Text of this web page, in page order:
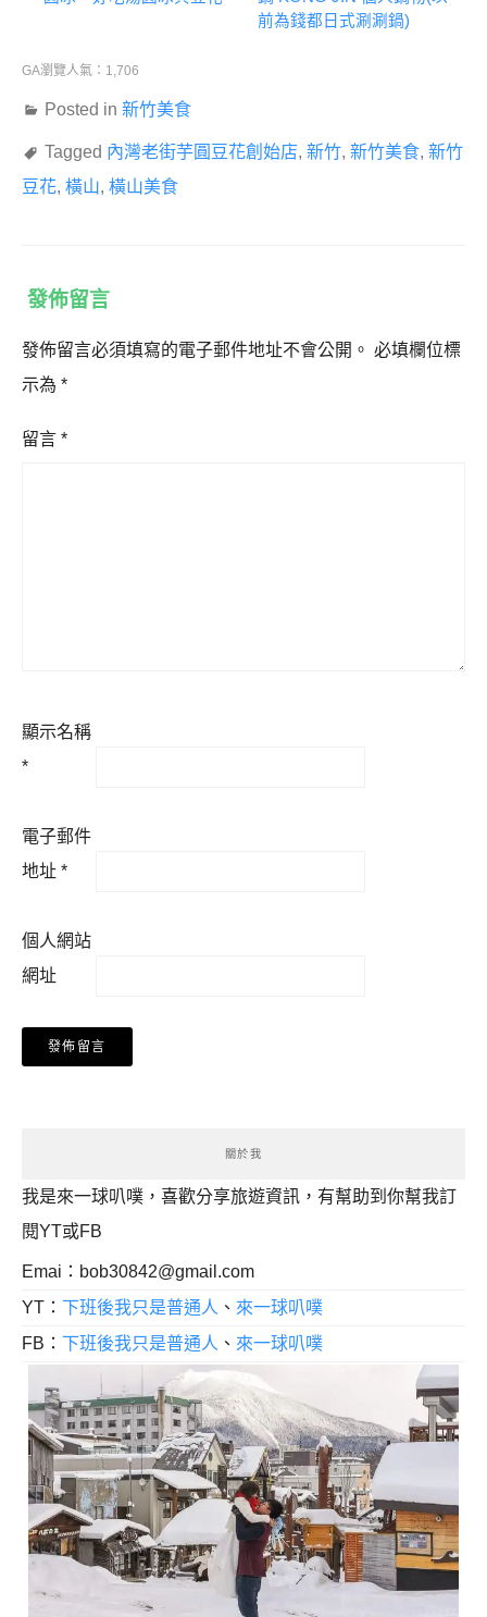
前為錢都日式涮涮鍋)
GA瀏覽人氣：1,706
Posted in 新竹美食
Tagged 內灣老街芋圓豆花創始店, 新竹, 新竹美食, 新竹
豆花, 橫山, 橫山美食
發佈留言
發佈留言必須填寫的電子郵件地址不會公開。 必填欄位標
示為 *
留言 *
顯示名稱
*
電子郵件
地址 *
個人網站
網址
關於我
我是來一球叭噗，喜歡分享旅遊資訊，有幫助到你幫我訂
閱YT或FB
Emai： bob30842@gmail.com
YT： 下班後我只是普通人 、 來一球叭噗
FB： 下班後我只是普通人 、 來一球叭噗